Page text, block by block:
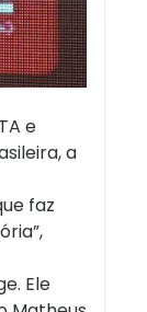
e
a
faz
Ele